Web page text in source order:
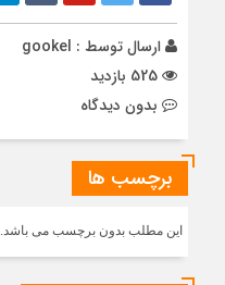
ارسال توسط : gookel
بدون دیدگاه
برچسب ها
این مطلب بدون برچسب می باشد.